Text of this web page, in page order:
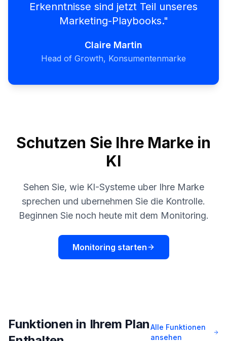
Erkenntnisse sind jetzt Teil unseres
Marketing-Playbooks."
Claire Martin
Head of Growth, Konsumentenmarke
Schutzen Sie Ihre Marke in
KI
Sehen Sie, wie KI-Systeme uber Ihre Marke
sprechen und ubernehmen Sie die Kontrolle.
Beginnen Sie noch heute mit dem Monitoring.
Monitoring starten
Funktionen in Ihrem PlanAlle Funktionen
ansehen